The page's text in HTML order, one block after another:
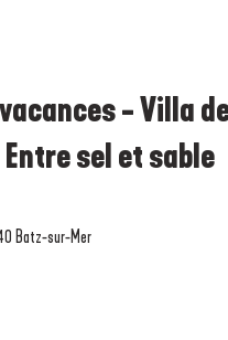
- Villa
sel et sable
une démarche écoresponsable
Batz-sur-Mer